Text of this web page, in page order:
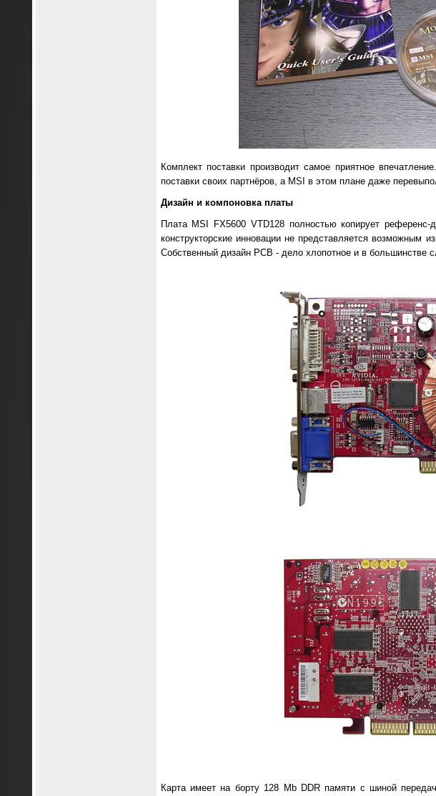
Комплект поставки производит самое приятное
поставки своих партнёров, а MSI в этом плане даже
Дизайн и компоновка платы
Плата MSI FX5600 VTD128 полностью копирует
конструкторские инновации не представляется возможным
Собственный дизайн PCB - дело хлопотное и в большинстве
Карта имеет на борту 128 Mb DDR памяти с шиной